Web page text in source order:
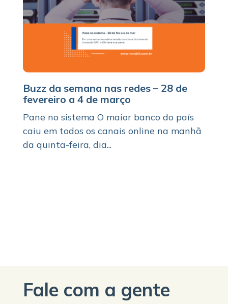
Buzz da semana nas redes – 28 de
fevereiro a 4 de março
Pane no sistema O maior banco do país
caiu em todos os canais online na manhã
da quinta-feira, dia...
Fale com a gente